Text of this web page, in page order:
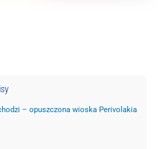
– opuszczona wioska Perivolakia